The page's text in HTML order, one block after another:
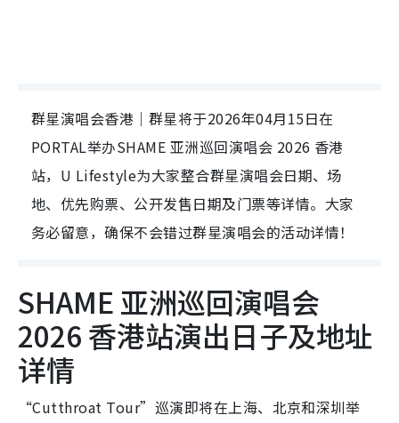
群星演唱会香港｜群星将于2026年04月15日在
PORTAL举办SHAME 亚洲巡回演唱会 2026 香港
站，U Lifestyle为大家整合群星演唱会日期、场
地、优先购票、公开发售日期及门票等详情。大家
务必留意，确保不会错过群星演唱会的活动详情！
SHAME 亚洲巡回演唱会
2026 香港站演出日子及地址
详情
“Cutthroat Tour”巡演即将在上海、北京和深圳举